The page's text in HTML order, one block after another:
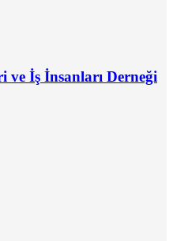
İş İnsanları Derneği